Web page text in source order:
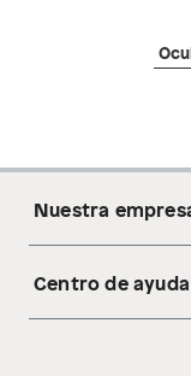
Nuestra
Acerca de
Centro de ayuda